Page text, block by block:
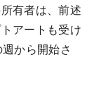
有者は、前述
アートも受け
から開始さ